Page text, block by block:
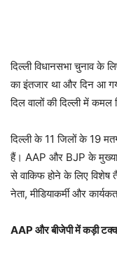
दिल्ली विधानसभा चुनाव के
का इंतजार था और दिन आ
दिल वालों की दिल्ली में
दिल्ली के 11 जिलों के 19
हैं। AAP और BJP के
से वाकिफ होने के लिए विशेष
नेता, मीडियाकर्मी और
AAP और बीजेपी में कड़ी